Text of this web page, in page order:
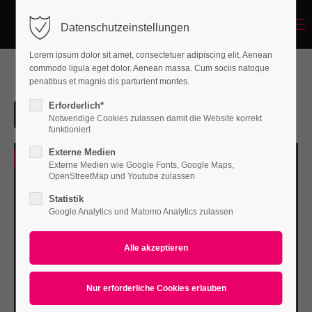
Login
Benutzername
Passwort
Anmelden
Support
Lorem ipsum dolor sit amet:
Datenschutzeinstellungen
Lorem ipsum dolor sit amet, consectetuer adipiscing elit. Aenean
commodo ligula eget dolor. Aenean massa. Cum sociis natoque
penatibus et magnis dis parturient montes.
Erforderlich*
Notwendige Cookies zulassen damit die Website korrekt
funktioniert
Externe Medien
Externe Medien wie Google Fonts, Google Maps,
OpenStreetMap und Youtube zulassen
Statistik
Google Analytics und Matomo Analytics zulassen